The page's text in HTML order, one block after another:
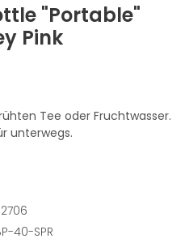
"Portable"
Pink
Tee oder Fruchtwasser.
unterwegs.
40-SPR